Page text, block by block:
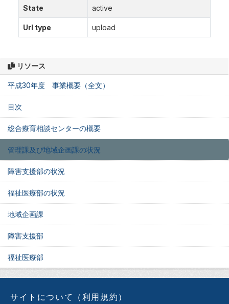
リソース
平成30年度 事業概要（全文）
目次
総合療育相談センターの概要
管理課及び地域企画課の状況
障害支援部の状況
福祉医療部の状況
地域企画課
障害支援部
福祉医療部
State active
Url type upload
サイトについて（利用規約）